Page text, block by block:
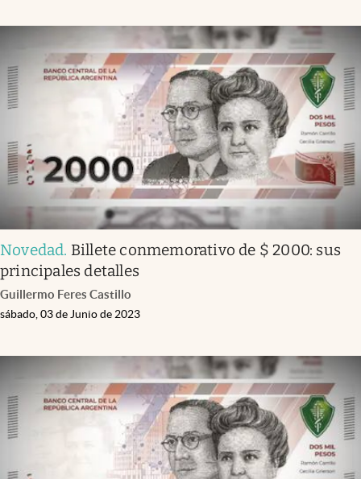
Novedad. Billete conmemorativo de $ 2000: sus
principales detalles
Guillermo Feres Castillo
sábado, 03 de Junio de 2023